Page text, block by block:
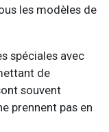
les modèles de
spéciales avec
de
souvent
prennent pas en